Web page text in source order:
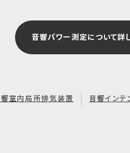
音響パワー測定について詳
室内局所排気装置 音響インテ